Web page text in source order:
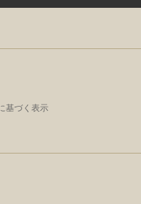
基づく表示